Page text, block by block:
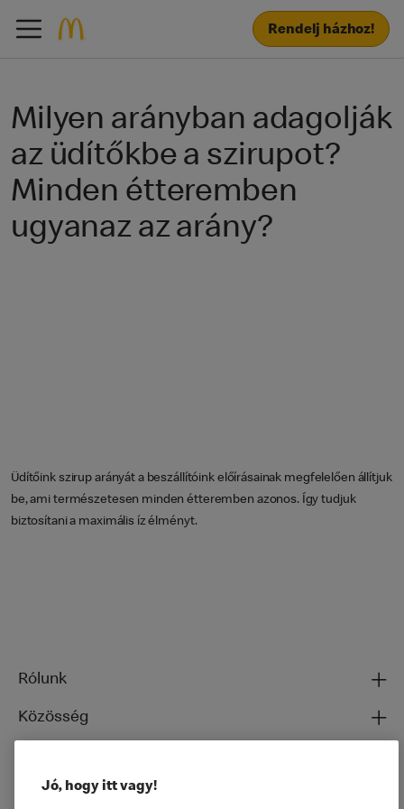
Rendelj házhoz!
Milyen arányban adagolják
az üdítőkbe a szirupot?
Minden étteremben
ugyanaz az arány?
Üdítőink szirup arányát a beszállítóink előírásainak megfelelően állítjuk
be, ami természetesen minden étteremben azonos. Így tudjuk
biztosítani a maximális íz élményt.
Rólunk
Közösség
Általános
Jó, hogy itt vagy!